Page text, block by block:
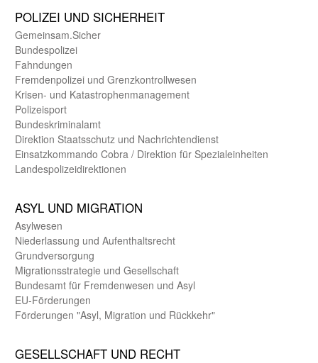
POLIZEI UND SICHER­HEIT
Gemein­sam.Sicher
Bundes­polizei
Fahndungen
Fremdenpolizei und Grenzkontrollwesen
Krisen- und Katastrophen­management
Polizeisport
Bundes­kriminal­amt
Direktion Staats­schutz und Nach­richten­dienst
Einsatz­kommando Cobra / Direktion für Spezialeinheiten
Landes­polizei­direk­tionen
ASYL UND MIGRA­TION
Asyl­wesen
Nieder­lassung und Aufent­halts­recht
Grund­versorgung
Migrations­strategie und Gesell­schaft
Bundes­amt für Fremden­wesen und Asyl
EU-Förde­rungen
Förderungen "Asyl, Migration und Rückkehr"
GE­SELL­SCHAFT UND RECHT